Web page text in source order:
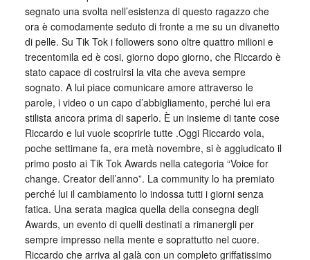
segnato una svolta nell’esistenza di questo ragazzo che
ora è comodamente seduto di fronte a me su un divanetto
di pelle. Su Tik Tok i followers sono oltre quattro milioni e
trecentomila ed è cosi, giorno dopo giorno, che Riccardo è
stato capace di costruirsi la vita che aveva sempre
sognato. A lui piace comunicare amore attraverso le
parole, i video o un capo d’abbigliamento, perché lui era
stilista ancora prima di saperlo. È un insieme di tante cose
Riccardo e lui vuole scoprirle tutte .Oggi Riccardo vola,
poche settimane fa, era metà novembre, si è aggiudicato il
primo posto ai Tik Tok Awards nella categoria “Voice for
change. Creator dell’anno”. La community lo ha premiato
perché lui il cambiamento lo indossa tutti i giorni senza
fatica. Una serata magica quella della consegna degli
Awards, un evento di quelli destinati a rimanergli per
sempre impresso nella mente e soprattutto nel cuore.
Riccardo che arriva al galà con un completo griffatissimo